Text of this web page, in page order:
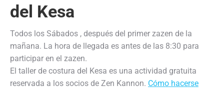
del Kesa
Todos los Sábados , después del primer zazen de la
mañana. La hora de llegada es antes de las 8:30 para
participar en el zazen.
El taller de costura del Kesa es una actividad gratuita
reservada a los socios de Zen Kannon. Cómo hacerse